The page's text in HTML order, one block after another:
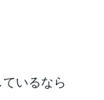
いるなら